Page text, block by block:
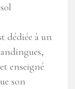
dédiée à un
enseigné
son